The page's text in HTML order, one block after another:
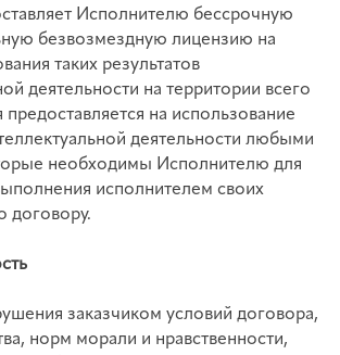
Исполнителю бессрочную
безвозмездную лицензию на
таких результатов
деятельности на территории всего
на использование
деятельности любыми
необходимы Исполнителю для
исполнителем своих
договору.
заказчиком условий договора,
норм морали и нравственности,